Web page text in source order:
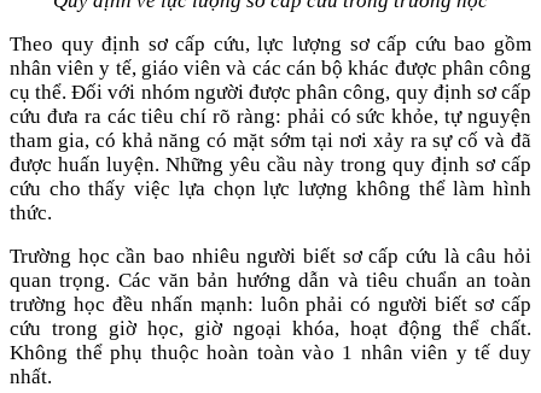
Theo quy định sơ cấp cứu, lực lượng sơ cấp cứu bao gồm
nhân viên y tế, giáo viên và các cán bộ khác được phân công
cụ thể. Đối với nhóm người được phân công, quy định sơ cấp
cứu đưa ra các tiêu chí rõ ràng: phải có sức khỏe, tự nguyện
tham gia, có khả năng có mặt sớm tại nơi xảy ra sự cố và đã
được huấn luyện. Những yêu cầu này trong quy định sơ cấp
cứu cho thấy việc lựa chọn lực lượng không thể làm hình
thức.
Trường học cần bao nhiêu người biết sơ cấp cứu là câu hỏi
quan trọng. Các văn bản hướng dẫn và tiêu chuẩn an toàn
trường học đều nhấn mạnh: luôn phải có người biết sơ cấp
cứu trong giờ học, giờ ngoại khóa, hoạt động thể chất.
Không thể phụ thuộc hoàn toàn vào 1 nhân viên y tế duy
nhất.